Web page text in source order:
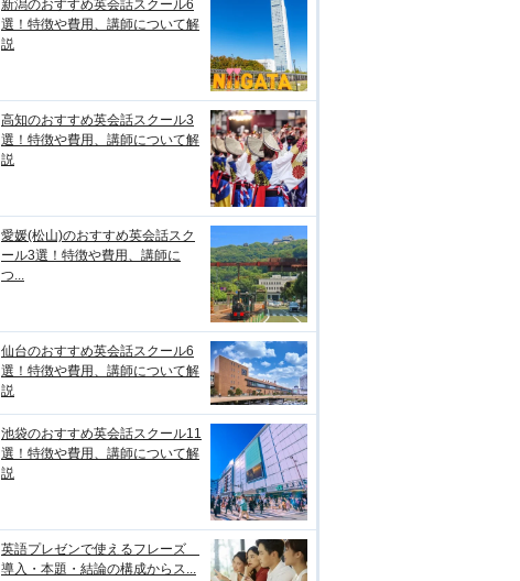
新潟のおすすめ英会話スクール6
選！特徴や費用、講師について解
説
高知のおすすめ英会話スクール3
選！特徴や費用、講師について解
説
愛媛(松山)のおすすめ英会話スク
ール3選！特徴や費用、講師に
つ...
仙台のおすすめ英会話スクール6
選！特徴や費用、講師について解
説
池袋のおすすめ英会話スクール11
選！特徴や費用、講師について解
説
英語プレゼンで使えるフレーズ
導入・本題・結論の構成からス...